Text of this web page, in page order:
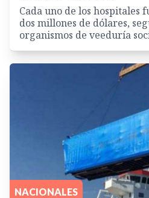
Cada uno de los hospitales
dos millones de dólares,
organismos de veeduría
NACIONALES